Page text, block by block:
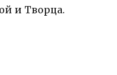
и Творца.